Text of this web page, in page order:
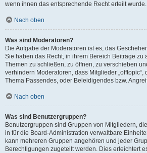
wenn ihnen das entsprechende Recht erteilt wurde.
Nach oben
Was sind Moderatoren?
Die Aufgabe der Moderatoren ist es, das
Sie haben das Recht, in ihrem Bereich Beiträge zu
Themen zu schließen, zu öffnen, zu verschieben
verhindern Moderatoren, dass Mitglieder „offtopic“,
Thema Passendes, oder Beleidigendes bzw.
Nach oben
Was sind Benutzergruppen?
Benutzergruppen sind Gruppen von Mitgliedern,
in für die Board-Administration verwaltbare
kann mehreren Gruppen angehören und jeder
Berechtigungen zugeteilt werden. Dies erleichtert